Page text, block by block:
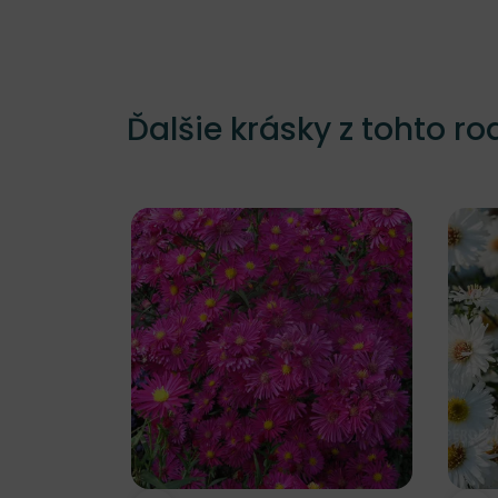
Ďalšie krásky z tohto